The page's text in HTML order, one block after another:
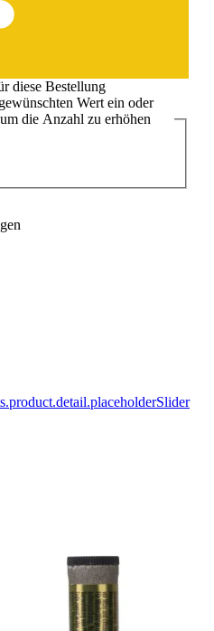
diese Bestellung
Wert ein oder
die Anzahl zu erhöhen